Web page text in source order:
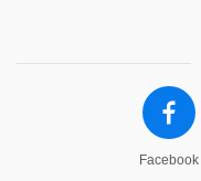
Facebook